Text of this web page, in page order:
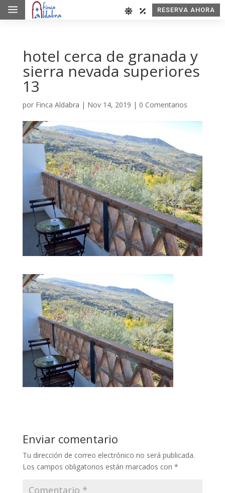
a RESERVA AHORA
hotel cerca de granada y
sierra nevada superiores
13
por Finca Aldabra | Nov 14, 2019 | 0 Comentarios
Enviar comentario
Tu dirección de correo electrónico no será publicada.
Los campos obligatorios están marcados con *